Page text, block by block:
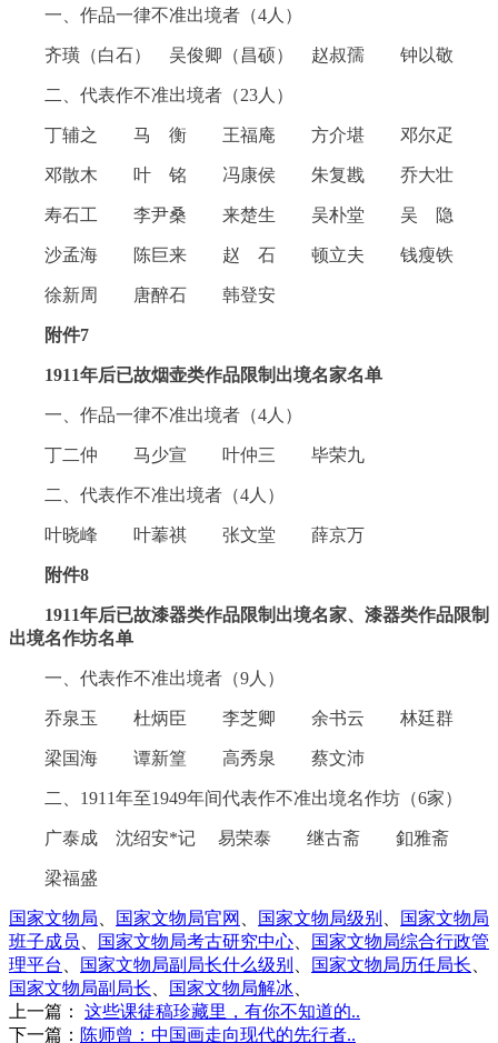
一、作品一律不准出境者（4人）
齐璜（白石） 吴俊卿（昌硕） 赵叔孺 钟以敬
二、代表作不准出境者（23人）
丁辅之 马 衡 王福庵 方介堪 邓尔疋
邓散木 叶 铭 冯康侯 朱复戡 乔大壮
寿石工 李尹桑 来楚生 吴朴堂 吴 隐
沙孟海 陈巨来 赵 石 顿立夫 钱瘦铁
徐新周 唐醉石 韩登安
附件7
1911年后已故烟壶类作品限制出境名家名单
一、作品一律不准出境者（4人）
丁二仲 马少宣 叶仲三 毕荣九
二、代表作不准出境者（4人）
叶晓峰 叶菶祺 张文堂 薛京万
附件8
1911年后已故漆器类作品限制出境名家、漆器类作品限制
出境名作坊名单
一、代表作不准出境者（9人）
乔泉玉 杜炳臣 李芝卿 余书云 林廷群
梁国海 谭新篁 高秀泉 蔡文沛
二、1911年至1949年间代表作不准出境名作坊（6家）
广泰成 沈绍安*记 易荣泰 继古斋 釦雅斋
梁福盛
国家文物局 国家文物局官网 国家文物局级别
国家文物局
班子成员
国家文物局考古研究中心
国家文物局综合行政管
理平台
国家文物局副局长什么级别 国家文物局历任局长
国家文物局副局长
国家文物局解冰
上一篇：
这些课徒稿珍藏里，有你不知道的..
下一篇： 陈师曾：中国画走向现代的先行者..